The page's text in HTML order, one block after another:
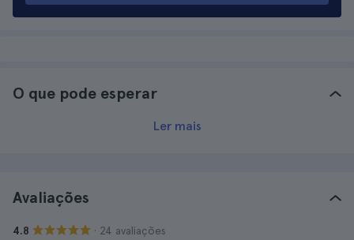
O que pode esperar
Ler mais
Avaliações
4.8 · 24 avaliações